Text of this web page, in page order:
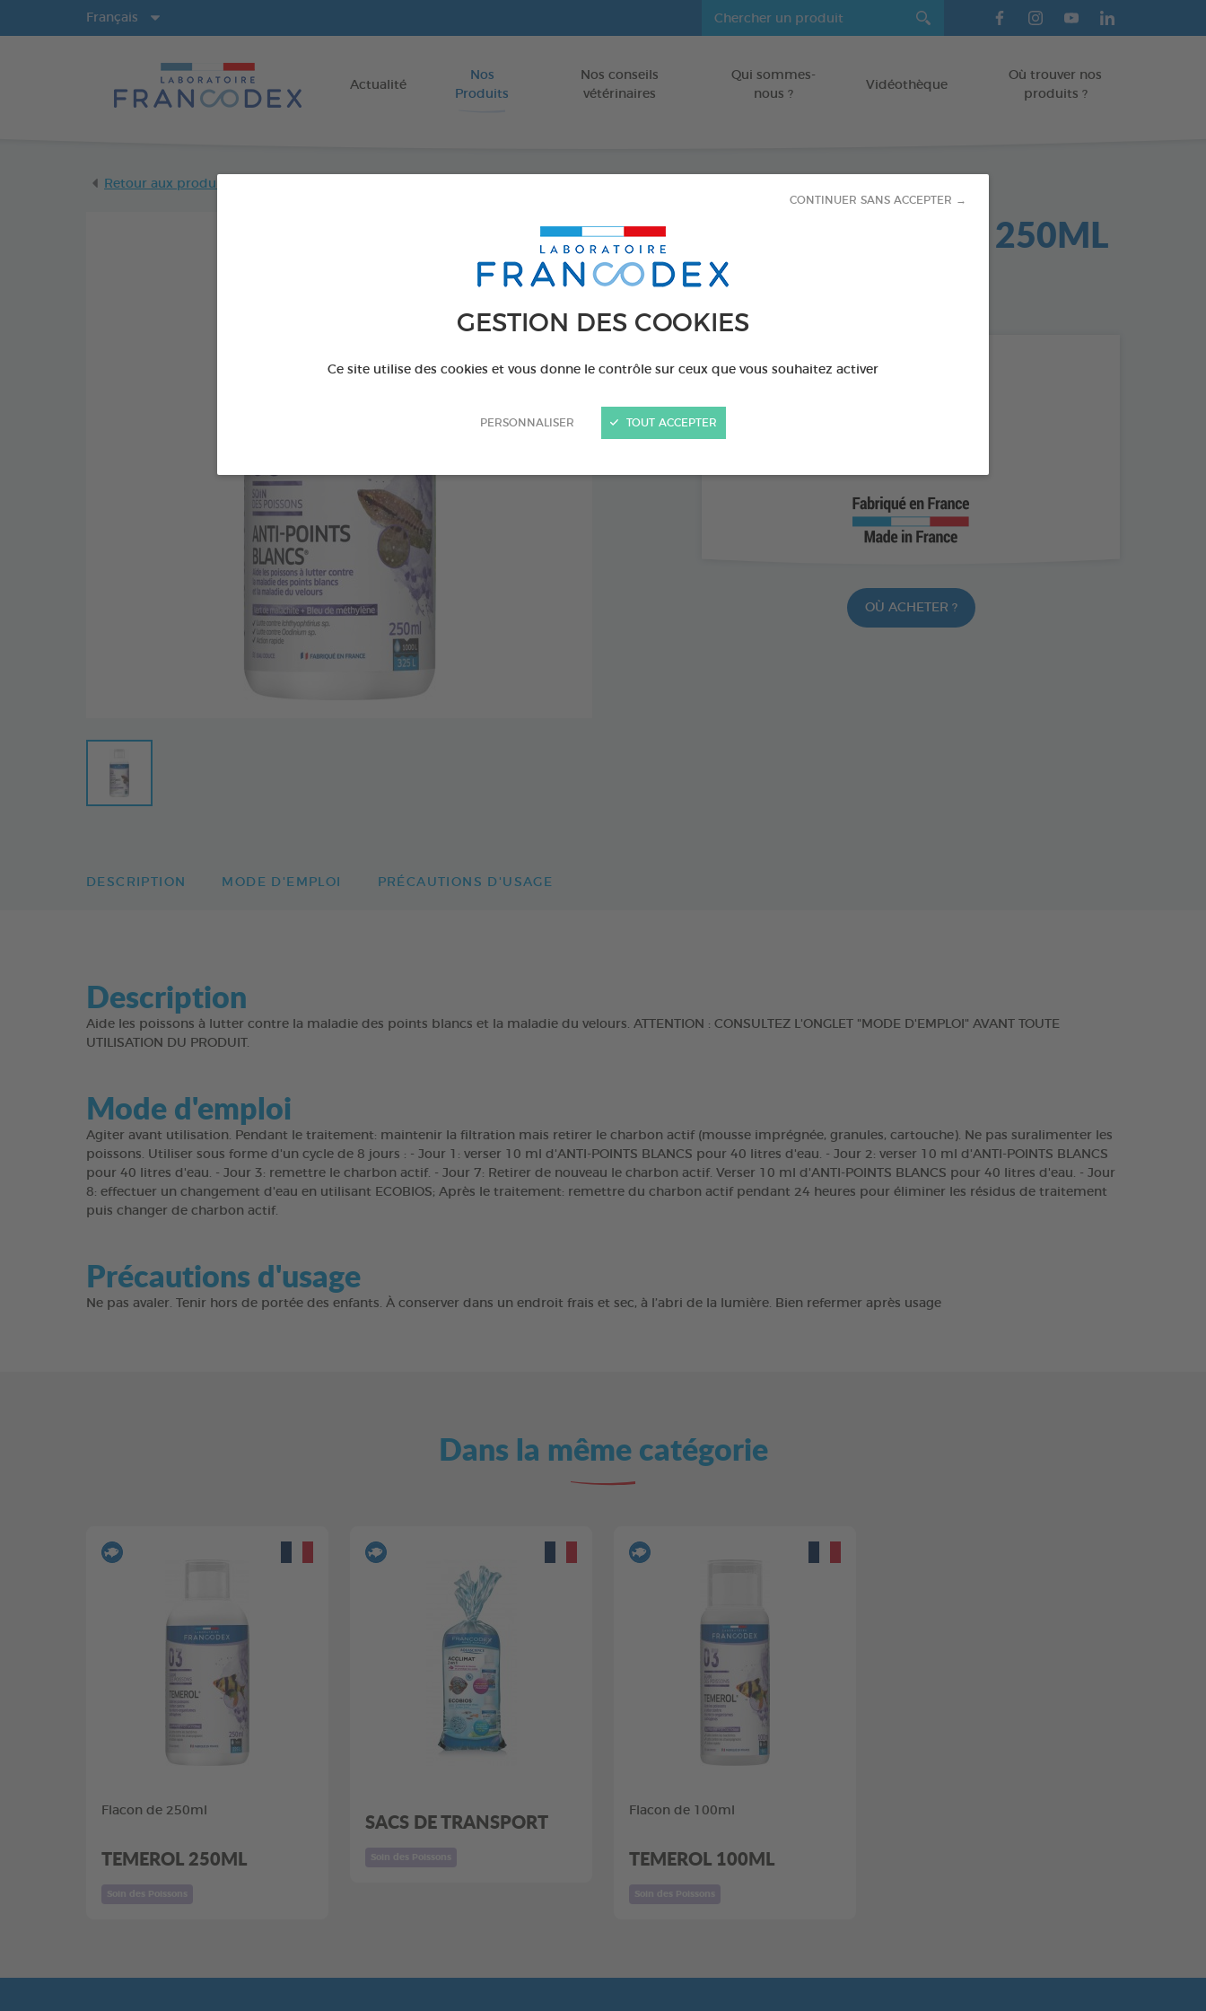
GESTION DES COOKIES
Ce site utilise des cookies et vous donne le contrôle sur ceux que vous souhaitez activer
PERSONNALISER
CONTINUER SANS ACCEPTER →
TOUT ACCEPTER
Aller au contenu
Actualité
Nos
Produits
Nos conseils
vétérinaires
Qui sommes-
nous ?
Vidéothèque
Où trouver nos
produits ?
Français
Retour aux produits
Anti-points blancs 250ML
Flacon de 250ml
OÙ ACHETER ?
DESCRIPTION MODE D'EMPLOI PRÉCAUTIONS D'USAGE
Description
Aide les poissons à lutter contre la maladie des points blancs et la maladie du velours. ATTENTION : CONSULTEZ L'ONGLET "MODE D'EMPLOI" AVANT TOUTE
UTILISATION DU PRODUIT.
Mode d'emploi
Agiter avant utilisation. Pendant le traitement: maintenir la filtration mais retirer le charbon actif (mousse imprégnée, granules, cartouche). Ne pas suralimenter les
poissons. Utiliser sous forme d'un cycle de 8 jours : - Jour 1: verser 10 ml d'ANTI-POINTS BLANCS pour 40 litres d'eau. - Jour 2: verser 10 ml d'ANTI-POINTS BLANCS
pour 40 litres d'eau. - Jour 3: remettre le charbon actif. - Jour 7: Retirer de nouveau le charbon actif. Verser 10 ml d'ANTI-POINTS BLANCS pour 40 litres d'eau. - Jour
8: effectuer un changement d'eau en utilisant ECOBIOS; Après le traitement: remettre du charbon actif pendant 24 heures pour éliminer les résidus de traitement
puis changer de charbon actif.
Précautions d'usage
Ne pas avaler. Tenir hors de portée des enfants. À conserver dans un endroit frais et sec, à l’abri de la lumière. Bien refermer après usage
Dans la même catégorie
Flacon de 250ml
TEMEROL 250ML
SACS DE TRANSPORT Flacon de 100ml
TEMEROL 100ML